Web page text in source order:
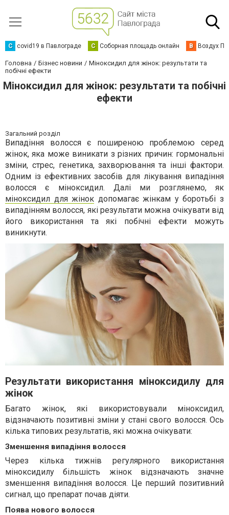
C covid19 в Павлограде С Соборная площадь онлайн В Воздух
Головна Бізнес новини
Міноксидил для жінок: результати та
побічні ефекти
Міноксидил для жінок: результати та побічні
ефекти
Загальний розділ
Випадіння волосся є поширеною проблемою серед
жінок, яка може виникати з різних причин: гормональні
зміни, стрес, генетика, захворювання та інші фактори.
Одним із ефективних засобів для лікування випадіння
волосся є міноксидил. Далі ми розглянемо, як
міноксидил для жінок допомагає жінкам у боротьбі з
випадінням волосся, які результати можна очікувати від
його використання та які побічні ефекти можуть
виникнути.
Результати використання міноксидилу для
жінок
Багато жінок, які використовували міноксидил,
відзначають позитивні зміни у стані свого волосся. Ось
кілька типових результатів, які можна очікувати:
Зменшення випадіння волосся
Через кілька тижнів регулярного використання
міноксидилу більшість жінок відзначають значне
зменшення випадіння волосся. Це перший позитивний
сигнал, що препарат почав діяти.
Поява нового волосся